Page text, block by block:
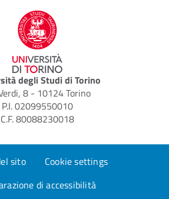
degli Studi di Torino
8 - 10124 Torino
P.I. 02099550010
C.F. 80088230018
sito
Cookie settings
di accessibilità